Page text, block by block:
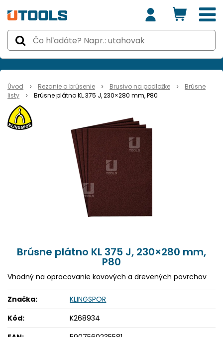
Úvod Rezanie a brúsenie Brusivo na podložke
Brúsne
listy
Brúsne plátno KL 375 J, 230×280 mm, P80
Brúsne plátno KL 375 J, 230×280 mm,
P80
Vhodný na opracovanie kovových a drevených povrchov
Značka:
KLINGSPOR
Kód:
K268934